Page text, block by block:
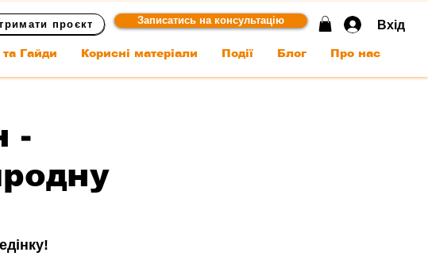
проєкт Записатись на консультацію Вхід
Гайди Корисні матеріали Події Блог Про нас
-